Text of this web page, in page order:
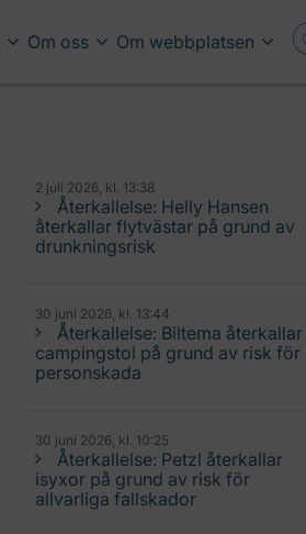
Om oss Om webbplatsen
2 juli 2026, kl. 13:38
Återkallelse: Helly Hansen
återkallar flytvästar på grund av
drunkningsrisk
30 juni 2026, kl. 13:44
Återkallelse: Biltema återkallar
campingstol på grund av risk för
personskada
30 juni 2026, kl. 10:25
Återkallelse: Petzl återkallar
isyxor på grund av risk för
allvarliga fallskador